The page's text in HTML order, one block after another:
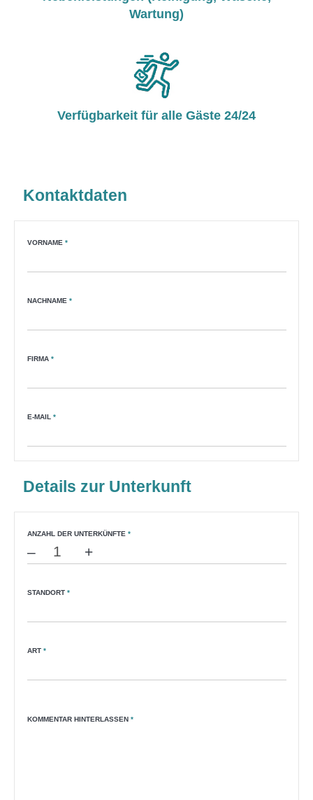
Wartung)
Verfügbarkeit für alle Gäste 24/24
Kontaktdaten
VORNAME *
NACHNAME *
FIRMA *
E-MAIL *
Details zur Unterkunft
ANZAHL DER UNTERKÜNFTE *
– +
STANDORT *
ART *
KOMMENTAR HINTERLASSEN *